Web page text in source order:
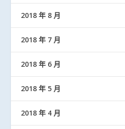
2018 年 8 月
2018 年 7 月
2018 年 6 月
2018 年 5 月
2018 年 4 月